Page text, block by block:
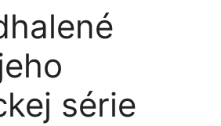
série